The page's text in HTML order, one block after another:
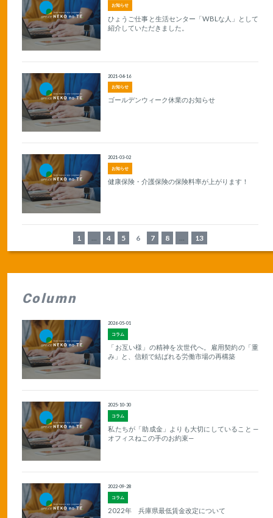
お知らせ
ひょうご仕事と生活センター「WBLな人」として
紹介していただきました。
お知らせ
2021-04-16
ゴールデンウィーク休業のお知らせ
お知らせ
2021-03-02
健康保険・介護保険の保険料率が上がります！
1 ... 4 5 6 7 8 ... 13
Column
コラム
2026-05-01
「お互い様」の精神を次世代へ。雇用契約の「重
み」と、信頼で結ばれる労働市場の再構築
コラム
2025-10-30
私たちが「助成金」よりも大切にしていること —
オフィスねこの手のお約束—
コラム
2022-09-28
2022年 兵庫県最低賃金改定について